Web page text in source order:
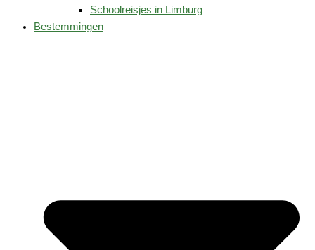
Schoolreisjes in Limburg
Bestemmingen